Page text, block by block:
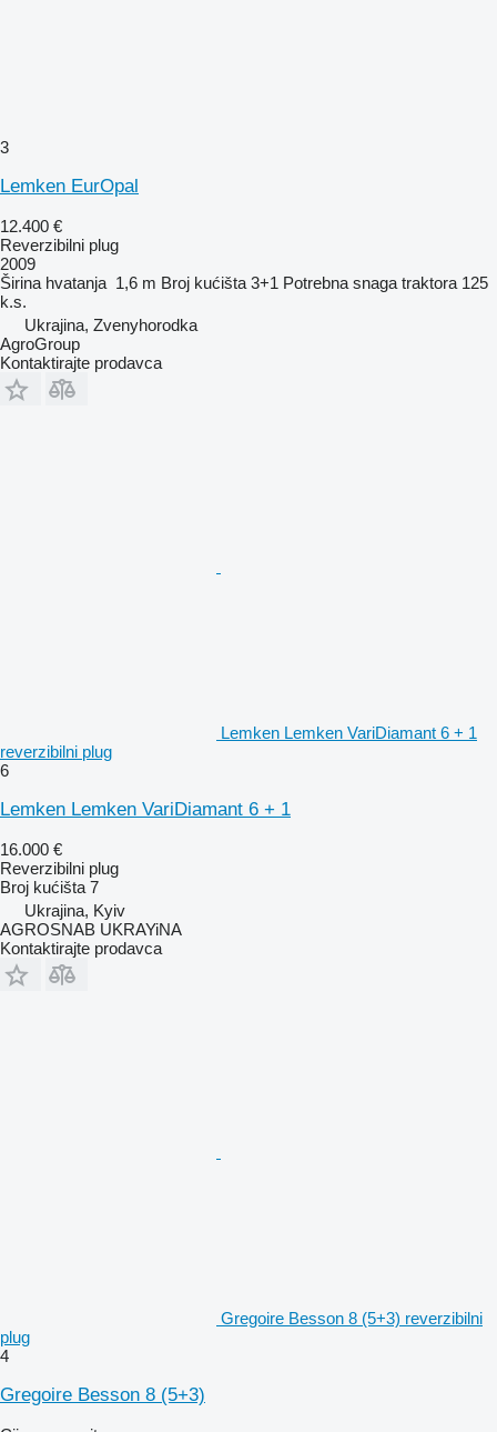
3
Lemken EurOpal
12.400 €
Reverzibilni plug
2009
Širina hvatanja 1,6 m Broj kućišta 3+1 Potrebna snaga traktora 125
k.s.
Ukrajina, Zvenyhorodka
AgroGroup
Kontaktirajte prodavca
Lemken Lemken VariDiamant 6 + 1
reverzibilni plug
6
Lemken Lemken VariDiamant 6 + 1
16.000 €
Reverzibilni plug
Broj kućišta 7
Ukrajina, Kyiv
AGROSNAB UKRAYiNA
Kontaktirajte prodavca
Gregoire Besson 8 (5+3) reverzibilni
plug
4
Gregoire Besson 8 (5+3)